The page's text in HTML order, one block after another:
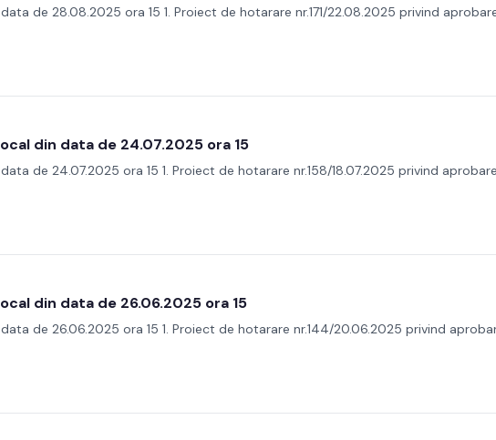
de 28.08.2025 ora 15 1. Proiect de hotarare nr.171/22.08.2025 privind
din data de 24.07.2025 ora 15
de 24.07.2025 ora 15 1. Proiect de hotarare nr.158/18.07.2025 privind
din data de 26.06.2025 ora 15
de 26.06.2025 ora 15 1. Proiect de hotarare nr.144/20.06.2025 privind